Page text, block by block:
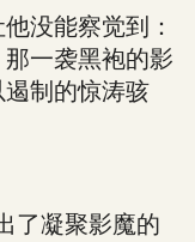
没能察觉到：
一袭黑袍的影
制的惊涛骇
凝聚影魔的